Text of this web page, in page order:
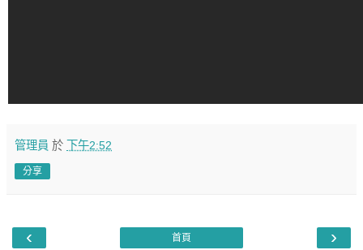
管理員 於 下午2:52
分享
‹ ›
首頁